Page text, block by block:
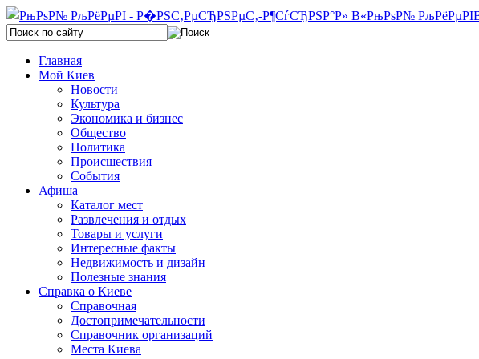
Главная
Мой Киев
Новости
Культура
Экономика и бизнес
Общество
Политика
Происшествия
События
Афиша
Каталог мест
Развлечения и отдых
Товары и услуги
Интересные факты
Недвижимость и дизайн
Полезные знания
Справка о Киеве
Справочная
Достопримечательности
Справочник организаций
Места Киева